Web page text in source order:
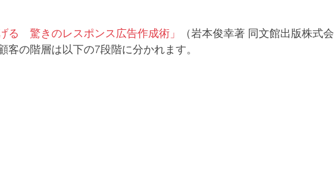
る　驚きのレスポンス広告作成術」
（岩本俊幸著 同文館出版株式会
客の階層は以下の7段階に分かれます。